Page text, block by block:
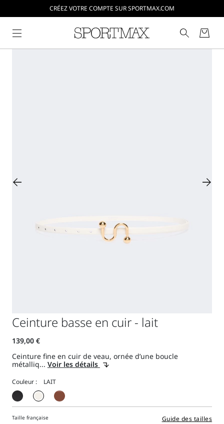
CRÉEZ VOTRE COMPTE SUR SPORTMAX.COM
Ceinture basse en cuir - lait
Ceinture fine en cuir de veau, ornée d’une boucle
métalliq... Voir les détails
Couleur :
Taille française Guide des tailles